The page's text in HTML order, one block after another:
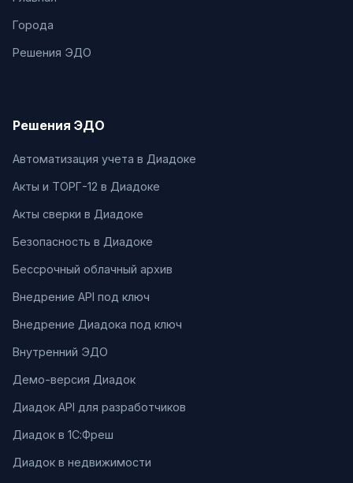
Города
Решения ЭДО
Решения ЭДО
Автоматизация учета в Диадоке
Акты и ТОРГ-12 в Диадоке
Акты сверки в Диадоке
Безопасность в Диадоке
Бессрочный облачный архив
Внедрение API под ключ
Внедрение Диадока под ключ
Внутренний ЭДО
Демо-версия Диадок
Диадок API для разработчиков
Диадок в 1С:Фреш
Диадок в недвижимости